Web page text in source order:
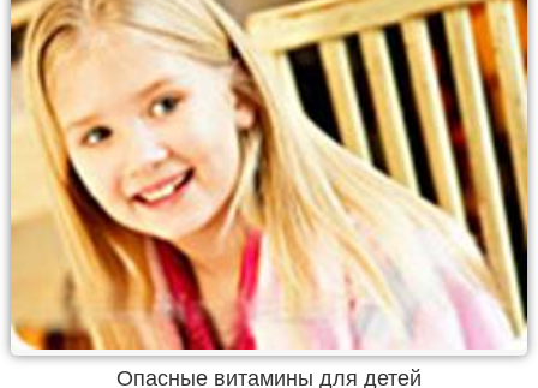
Опасные витамины для детей